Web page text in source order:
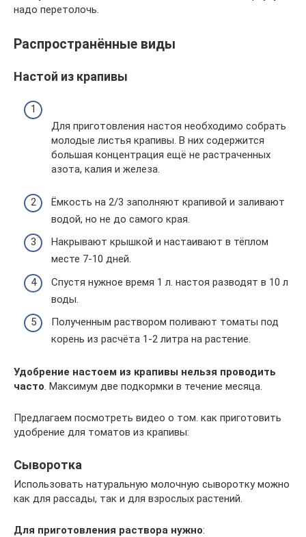
надо перетолочь.
Распространённые виды
Настой из крапивы
Для приготовления настоя необходимо собрать
молодые листья крапивы. В них содержится
большая концентрация ещё не растраченных
азота, калия и железа.
Ёмкость на 2/3 заполняют крапивой и заливают
водой, но не до самого края.
Накрывают крышкой и настаивают в тёплом
месте 7-10 дней.
Спустя нужное время 1 л. настоя разводят в 10 л
воды.
Полученным раствором поливают томаты под
корень из расчёта 1-2 литра на растение.
Удобрение настоем из крапивы нельзя проводить
часто. Максимум две подкормки в течение месяца.
Предлагаем посмотреть видео о том. как приготовить
удобрение для томатов из крапивы:
Сыворотка
Использовать натуральную молочную сыворотку можно
как для рассады, так и для взрослых растений.
Для приготовления раствора нужно: